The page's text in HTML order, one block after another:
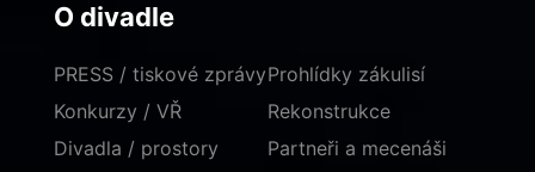
O divadle
PRESS / tiskové zprávy
Konkurzy / VŘ
Divadla / prostory
Prohlídky zákulisí
Rekonstrukce
Partneři a mecenáši